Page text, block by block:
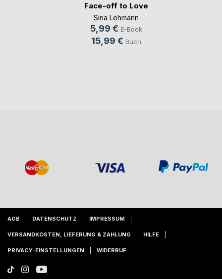
Face-off to Love
Sina Lehmann
5,99 € E-Book
15,99 € Buch
AGB DATENSCHUTZ IMPRESSUM
VERSANDKOSTEN, LIEFERUNG & ZAHLUNG HILFE
PRIVACY-EINSTELLUNGEN WIDERRUF